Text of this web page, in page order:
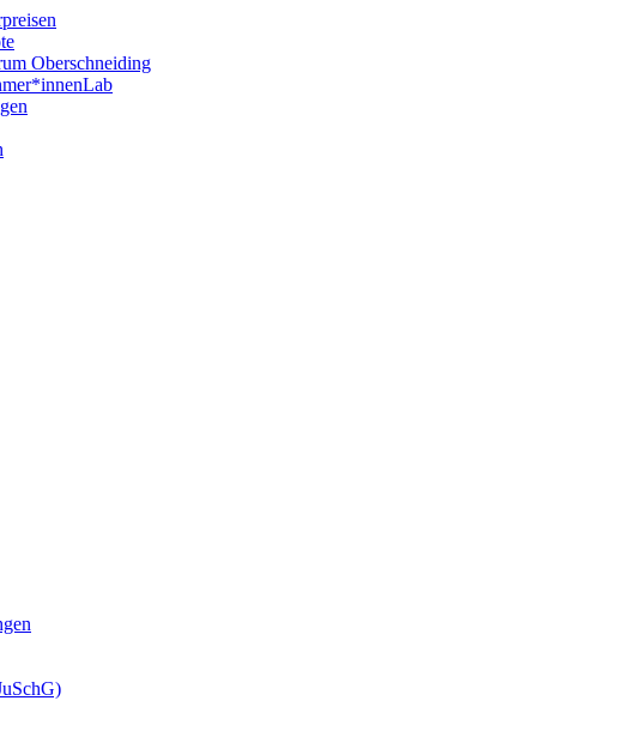
Oberschneiding